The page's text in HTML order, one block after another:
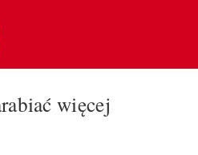
więcej